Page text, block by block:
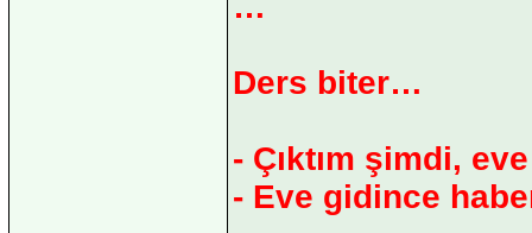
Ders biter…
- Çıktım şimdi,
- Eve gidince